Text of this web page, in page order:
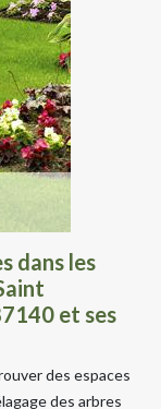
dans les
et ses
des espaces
des arbres